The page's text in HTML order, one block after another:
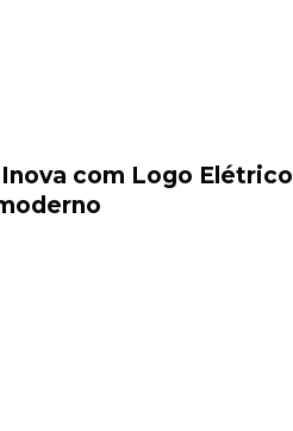
com Logo Elétrico